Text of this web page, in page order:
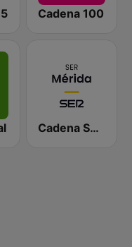
Cadena 100
Cadena SER Mérida